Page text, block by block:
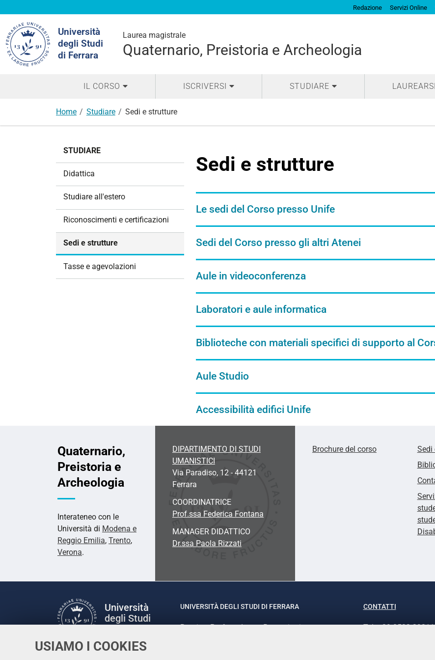
USIAMO I COOKIES
Redazione Servizi Online
Università
degli Studi
di Ferrara
Laurea magistrale
Quaternario, Preistoria e Archeologia
nel
sito
IL CORSO ISCRIVERSI STUDIARE LAUREARSI
Home Studiare Sedi e strutture
Sedi e strutture
Le sedi del Corso presso Unife
Sedi del Corso presso gli altri Atenei
Aule in videoconferenza
Laboratori e aule informatica
Biblioteche con materiali specifici di supporto al
Aule Studio
Accessibilità edifici Unife
STUDIARE
Didattica
Studiare all'estero
Riconoscimenti e certificazioni
Sedi e strutture
Tasse e agevolazioni
Quaternario,
Preistoria e
Archeologia
Interateneo con le
Università di Modena e
Reggio Emilia, Trento,
Verona.
DIPARTIMENTO DI STUDI
UMANISTICI
Via Paradiso, 12 - 44121
Ferrara
COORDINATRICE
Prof.ssa Federica Fontana
MANAGER DIDATTICO
Dr.ssa Paola Rizzati
Brochure del corso
Sedi
Università
degli Studi
UNIVERSITÀ DEGLI STUDI DI FERRARA
Rettrice: Prof.ssa Laura Ramaciotti
CONTATTI
Tel. +39 0532